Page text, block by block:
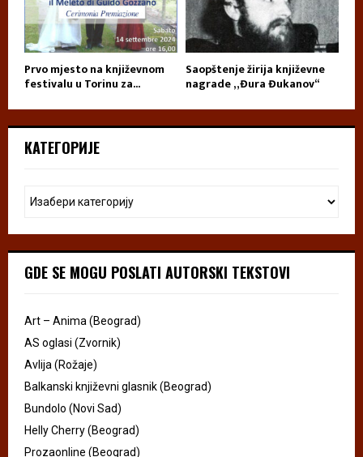
Prvo mjesto na književnom
festivalu u Torinu za...
Saopštenje žirija književne
nagrade „Đura Đukanov“
КАТЕГОРИЈЕ
GDE SE MOGU POSLATI AUTORSKI TEKSTOVI
Art – Anima (Beograd)
AS oglasi (Zvornik)
Avlija (Rožaje)
Balkanski književni glasnik (Beograd)
Bundolo (Novi Sad)
Helly Cherry (Beograd)
Prozaonline (Beograd)